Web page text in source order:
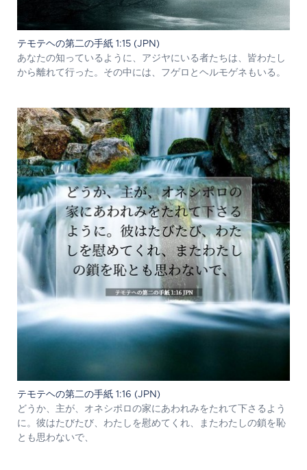
テモテヘの第二の手紙 1:15 (JPN)
あなたの知っているように、アジヤにいる者たちは、皆わたし
から離れて行った。その中には、フゲロとヘルモゲネもいる。
テモテヘの第二の手紙 1:16 (JPN)
どうか、主が、オネシポロの家にあわれみをたれて下さるよう
に。彼はたびたび、わたしを慰めてくれ、またわたしの鎖を恥
とも思わないで、